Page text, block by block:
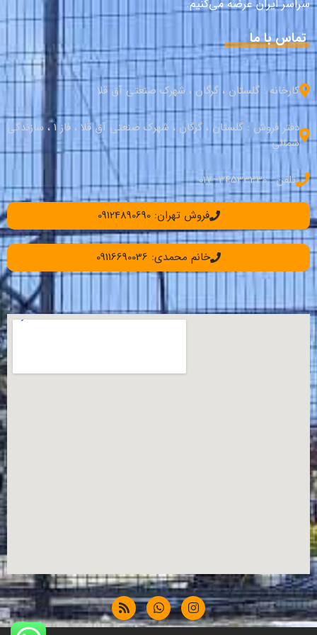
سراسر ایران عرضه می‌کنیم.
تماس با ما
کارخانه : گلستان ، گرگان ، شهرک صنعتی آق قلا
دفتر فروش : گلستان ، گرگان ، شهرک صنعتی آق قلا ، فاز 1 ، سازندگی
شمالی
تلفن : 34533330–017
فروش تهران: 09124890690
خانم محمدی: 09116690036